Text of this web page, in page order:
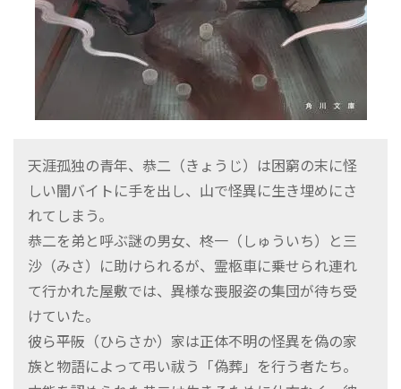
天涯孤独の青年、恭二（きょうじ）は困窮の末に怪
しい闇バイトに手を出し、山で怪異に生き埋めにさ
れてしまう。
恭二を弟と呼ぶ謎の男女、柊一（しゅういち）と三
沙（みさ）に助けられるが、霊柩車に乗せられ連れ
て行かれた屋敷では、異様な喪服姿の集団が待ち受
けていた。
彼ら――平阪（ひらさか）家は正体不明の怪異を偽の家
族と物語によって弔い祓う「偽葬」を行う者たち。